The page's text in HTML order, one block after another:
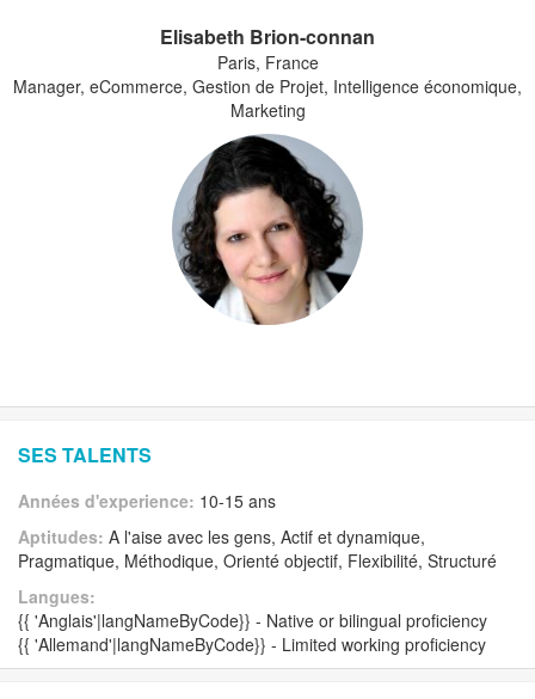
Elisabeth Brion-connan
Paris, France
Manager, eCommerce, Gestion de Projet, Intelligence économique,
Marketing
SES TALENTS
Années d'experience: 10-15 ans
Aptitudes: A l'aise avec les gens, Actif et dynamique,
Pragmatique, Méthodique, Orienté objectif, Flexibilité, Structuré
Langues:
{{ 'Anglais'|langNameByCode}} - Native or bilingual proficiency
{{ 'Allemand'|langNameByCode}} - Limited working proficiency